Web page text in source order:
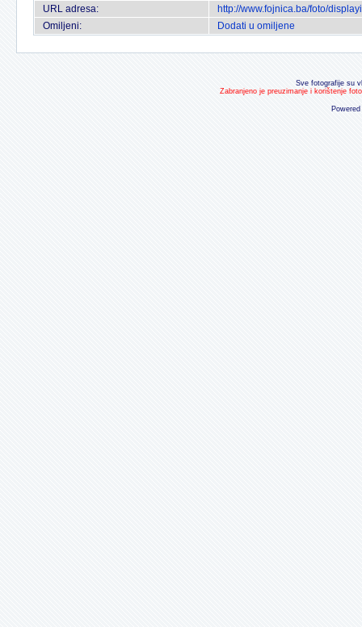
URL adresa:
http://www.fojnica.ba/foto/
Omiljeni:
Dodati u omiljene
Sve fotografije su
Zabranjeno je preuzimanje i korištenje